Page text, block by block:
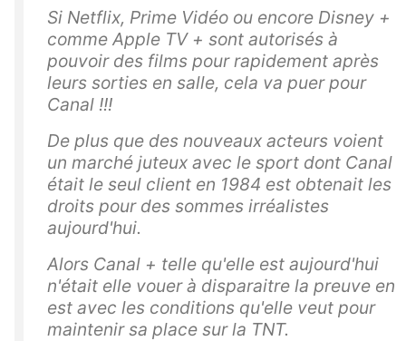
Si Netflix, Prime Vidéo ou encore Disney +
comme Apple TV + sont autorisés à
pouvoir des films pour rapidement après
leurs sorties en salle, cela va puer pour
Canal !!!
De plus que des nouveaux acteurs voient
un marché juteux avec le sport dont Canal
était le seul client en 1984 est obtenait les
droits pour des sommes irréalistes
aujourd'hui.
Alors Canal + telle qu'elle est aujourd'hui
n'était elle vouer à disparaitre la preuve en
est avec les conditions qu'elle veut pour
maintenir sa place sur la TNT.